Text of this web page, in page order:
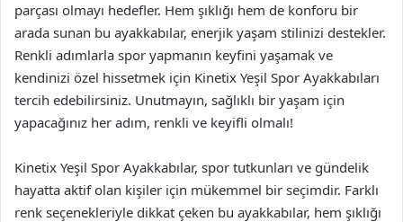
parçası olmayı hedefler. Hem şıklığı hem de konforu bir
arada sunan bu ayakkabılar, enerjik yaşam stilinizi destekler.
Renkli adımlarla spor yapmanın keyfini yaşamak ve
kendinizi özel hissetmek için Kinetix Yeşil Spor Ayakkabıları
tercih edebilirsiniz. Unutmayın, sağlıklı bir yaşam için
yapacağınız her adım, renkli ve keyifli olmalı!
Kinetix Yeşil Spor Ayakkabılar, spor tutkunları ve gündelik
hayatta aktif olan kişiler için mükemmel bir seçimdir. Farklı
renk seçenekleriyle dikkat çeken bu ayakkabılar, hem şıklığı